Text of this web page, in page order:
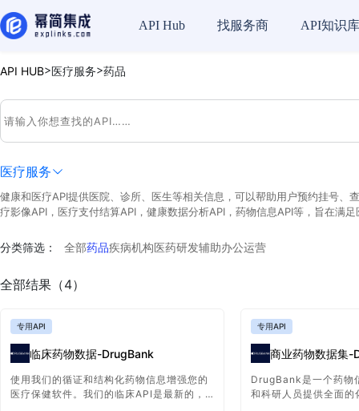
API Hub 找服务商 API知识库
API HUB>医疗服务>药品
医疗服务
健康和医疗API提供医院、诊所、医生等相关信息，可以帮助用户预约挂号、
疗影像API，医疗支付结算API，健康数据分析API，药物信息API等，旨在满
分类筛选： 全部药品疾病机构医药研发辅助办公运营
全部结果（4）
专用API
临床药物数据-DrugBank
使用我们的循证和结构化药物信息增强您的
医疗保健软件。我们的临床API是最新的，
专用API
商业药物数据集-
DrugBank是一个药物
和科研人员提供全面的